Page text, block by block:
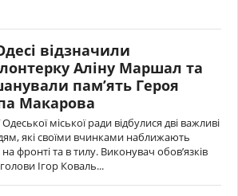
відзначили
Аліну Маршал та
пам’ять Героя
Макарова
Одеської міської ради відбулися дві важливі
які своїми вчинками наближають
фронті та в тилу. Виконувач обов’язків
Ігор Коваль...